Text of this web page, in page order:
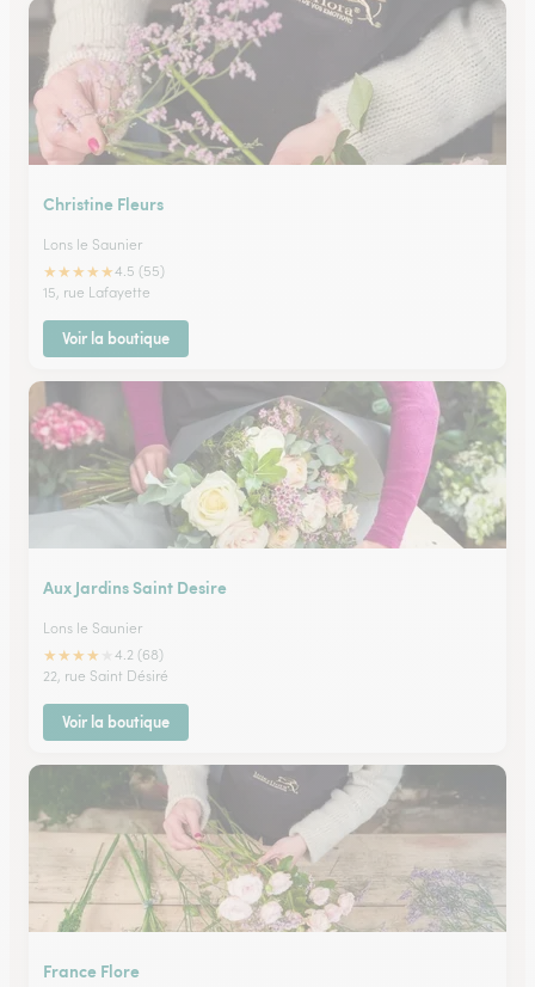
Christine Fleurs
Lons le Saunier
★★★★★4.5 (55)
15, rue Lafayette
Voir la boutique
Aux Jardins Saint Desire
Lons le Saunier
★★★★
4.2 (68)
22, rue Saint Désiré
Voir la boutique
France Flore